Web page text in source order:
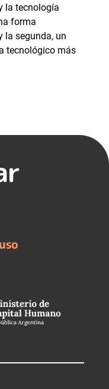
la tecnología
forma
la segunda, un
tecnológico más